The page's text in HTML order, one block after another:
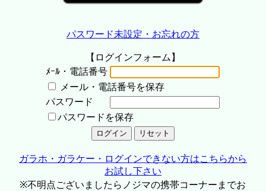
パスワード未設定・お忘れの方
【ログインフォーム】
ﾒｰﾙ・電話番号
メール・電話番号を保存
パスワード
パスワードを保存
ガラホ・ガラケー・ログインできない方はこちらから
お試し下さい
※不明点ございましたらノジマの携帯コーナーまでお